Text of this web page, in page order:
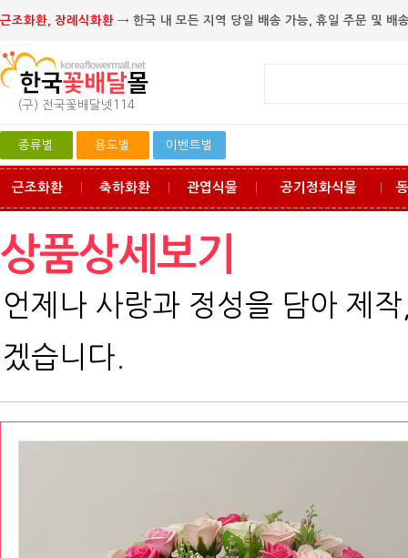
근조화환, 장례식화환 → 한국 내 모든 지역 당일 배송 가능, 휴일 주문 및 배
(구) 전국꽃배달넷114
종류별 용도별 이벤트별
근조화환 축하화환 관엽식물 공기정화식물
상품상세보기
언제나 사랑과 정성을 담아 제
겠습니다.